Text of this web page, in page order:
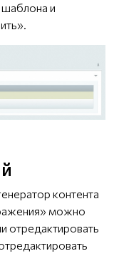
и
контента
можно
отредактировать